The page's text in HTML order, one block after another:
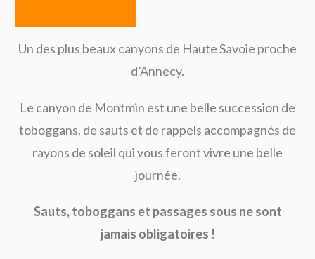
Un des plus beaux canyons de Haute Savoie proche
d’Annecy.
Le canyon de Montmin est une belle succession de
toboggans, de sauts et de rappels accompagnés de
rayons de soleil qui vous feront vivre une belle
journée.
Sauts, toboggans et passages sous ne sont
jamais obligatoires !